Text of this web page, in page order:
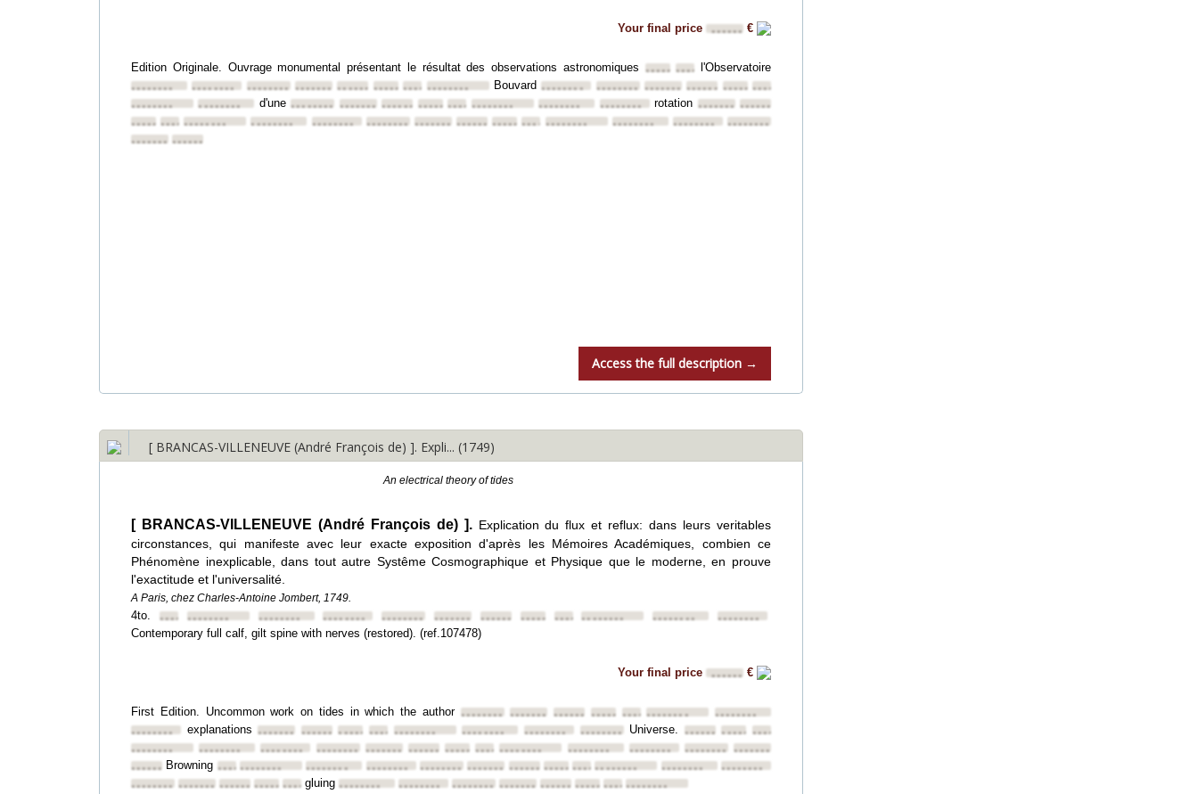
Your final price •••••• €
Edition Originale. Ouvrage monumental présentant le résultat des observations astronomiques ••••••••••••••••l'Observatoire
••••••••
•••••••• •••••••• •••••••••••••••••••••••••••••••••••••••• Bouvard•••••••• •••••••• ••••••••••••••••••••••••••••••••
••••••••
•••••••• d'une•••••••• •••••••••••••••••••••••••••••••••••••••• •••••••• •••••••• rotation ••••••••••••••••
•••••••••••••••••••••••• •••••••• •••••••• •••••••• •••••••••••••••••••••••••••••••••••••••• •••••••• ••••••••
••••••••
••••••••••••••••
Access the full description →
[ BRANCAS-VILLENEUVE (André François de) ]. Expli... (1749)
An electrical theory of tides
[ BRANCAS-VILLENEUVE (André François de) ]. Explication du flux et reflux: dans leurs veritables
circonstances, qui manifeste avec leur exacte exposition d'après les Mémoires Académiques, combien ce
Phénomène inexplicable, dans tout autre Systême Cosmographique et Physique que le moderne, en prouve
l'exactitude et l'universalité.
A Paris, chez Charles-Antoine Jombert, 1749.
4to. •••••••••••••••• •••••••• •••••••• •••••••• •••••••• •••••••••••••••••••••••••••••••• ••••••••
••••••••
Contemporary full calf, gilt spine with nerves (restored). (ref.107478)
Your final price •••••• €
First Edition. Uncommon work on tides in which the author •••••••• •••••••• ••••••••••••••••••••••••••••••••
••••••••
••••••••
explanations•••••••• •••••••••••••••••••••••••••••••• •••••••• •••••••• •••••••• Universe. ••••••••••••••••••••••••
••••••••
•••••••• •••••••• •••••••• •••••••••••••••••••••••••••••••••••••••• •••••••• •••••••• •••••••• ••••••••
••••••••Browning •••••••••••••••• •••••••• •••••••• •••••••• •••••••••••••••••••••••••••••••••••••••• ••••••••
••••••••
•••••••• ••••••••••••••••••••••••••••••••
gluing •••••••• •••••••• •••••••• ••••••••••••••••••••••••••••••••••••••••